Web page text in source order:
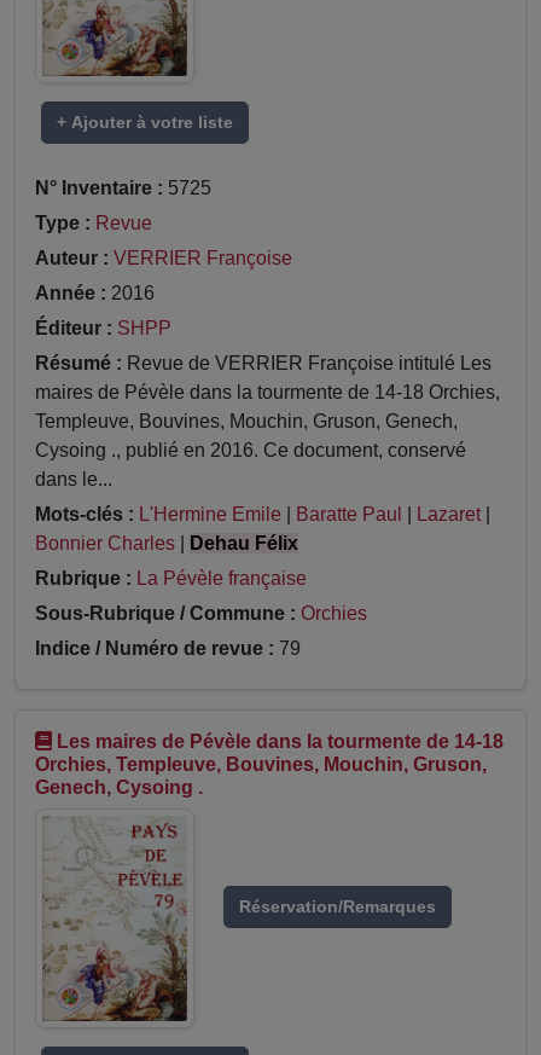
+ Ajouter à votre liste
N° Inventaire : 5725
Type : Revue
Auteur : VERRIER Françoise
Année : 2016
Éditeur : SHPP
Résumé : Revue de VERRIER Françoise intitulé Les
maires de Pévèle dans la tourmente de 14-18 Orchies,
Templeuve, Bouvines, Mouchin, Gruson, Genech,
Cysoing ., publié en 2016. Ce document, conservé
dans le...
Mots-clés : L'Hermine Emile Baratte Paul Lazaret
Bonnier Charles
Dehau Félix
Rubrique : La Pévèle française
Sous-Rubrique / Commune : Orchies
Indice / Numéro de revue : 79
Les maires de Pévèle dans la tourmente de 14-18
Orchies, Templeuve, Bouvines, Mouchin, Gruson,
Genech, Cysoing .
Réservation/Remarques